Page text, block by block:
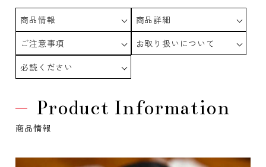
商品情報
商品詳細
ご注意事項
お取り扱いについて
必読ください
Product Information
商品情報